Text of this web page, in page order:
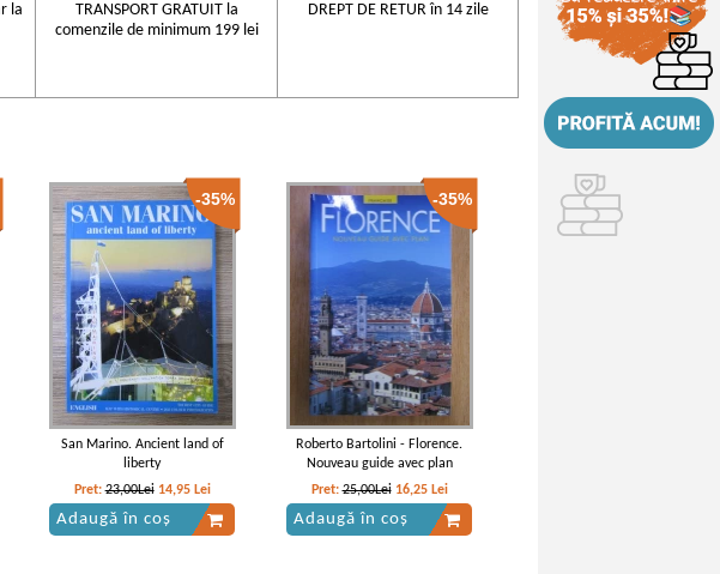
la
TRANSPORT GRATUIT la
comenzile de minimum 199 lei
DREPT DE RETUR în 14 zile
-35%
San Marino. Ancient land of
liberty
Pret:23,00Lei 14,95 Lei
Adaugă în coș
-35%
Roberto Bartolini - Florence.
Nouveau guide avec plan
Pret:25,00Lei 16,25 Lei
Adaugă în coș